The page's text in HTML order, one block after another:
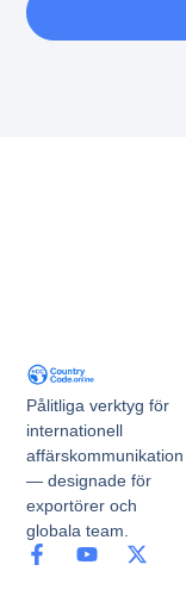
Pålitliga verktyg för
internationell
affärskommunikation
— designade för
exportörer och
globala team.